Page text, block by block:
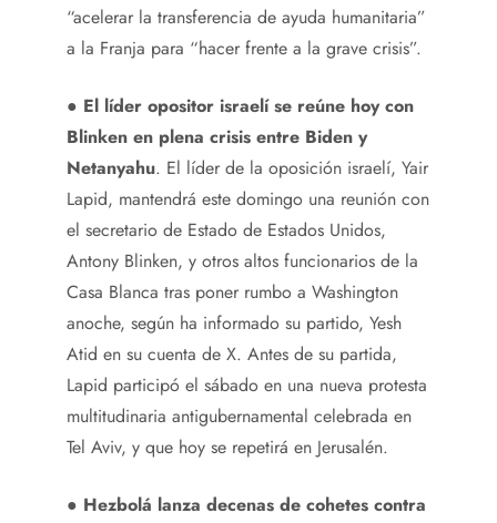
“acelerar la transferencia de ayuda humanitaria”
a la Franja para “hacer frente a la grave crisis”.
● El líder opositor israelí se reúne hoy con
Blinken en plena crisis entre Biden y
Netanyahu. El líder de la oposición israelí, Yair
Lapid, mantendrá este domingo una reunión con
el secretario de Estado de Estados Unidos,
Antony Blinken, y otros altos funcionarios de la
Casa Blanca tras poner rumbo a Washington
anoche, según ha informado su partido, Yesh
Atid en su cuenta de X. Antes de su partida,
Lapid participó el sábado en una nueva protesta
multitudinaria antigubernamental celebrada en
Tel Aviv, y que hoy se repetirá en Jerusalén.
● Hezbolá lanza decenas de cohetes contra